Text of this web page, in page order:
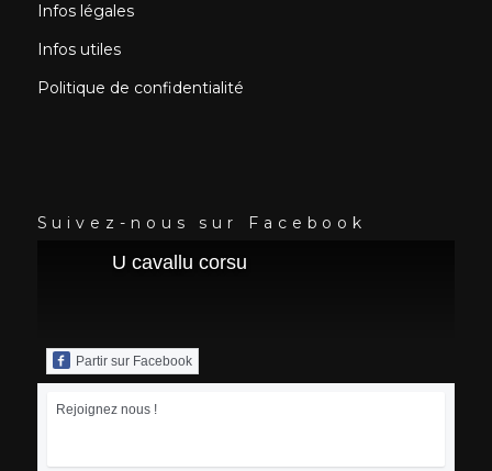
Infos légales
Infos utiles
Politique de confidentialité
Suivez-nous sur Facebook
U cavallu corsu
Partir sur Facebook
Rejoignez nous !